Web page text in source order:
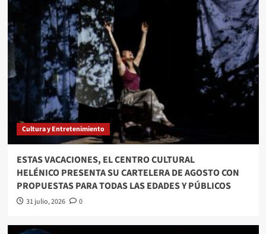
Cultura y Entretenimiento
ESTAS VACACIONES, EL CENTRO CULTURAL
HELÉNICO PRESENTA SU CARTELERA DE AGOSTO CON
PROPUESTAS PARA TODAS LAS EDADES Y PÚBLICOS
31 julio, 2026 0